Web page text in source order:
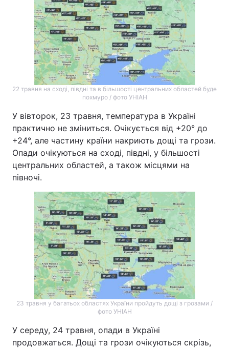
22 травня на сході, півдні та в більшості центральних областей буде
похмуро / фото УНІАН
У вівторок, 23 травня, температура в Україні
практично не зміниться. Очікується від +20° до
+24°, але частину країни накриють дощі та грози.
Опади очікуються на сході, півдні, у більшості
центральних областей, а також місцями на
півночі.
23 травня у багатьох областях України пройдуть дощі з грозами /
фото УНІАН
У середу, 24 травня, опади в Україні
продовжаться. Дощі та грози очікуються скрізь,